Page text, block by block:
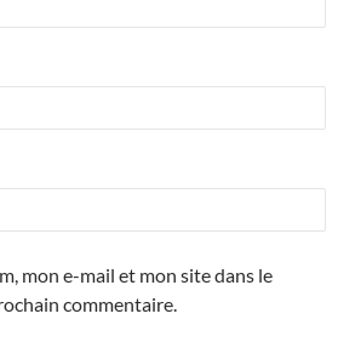
mon e-mail et mon site dans le
commentaire.